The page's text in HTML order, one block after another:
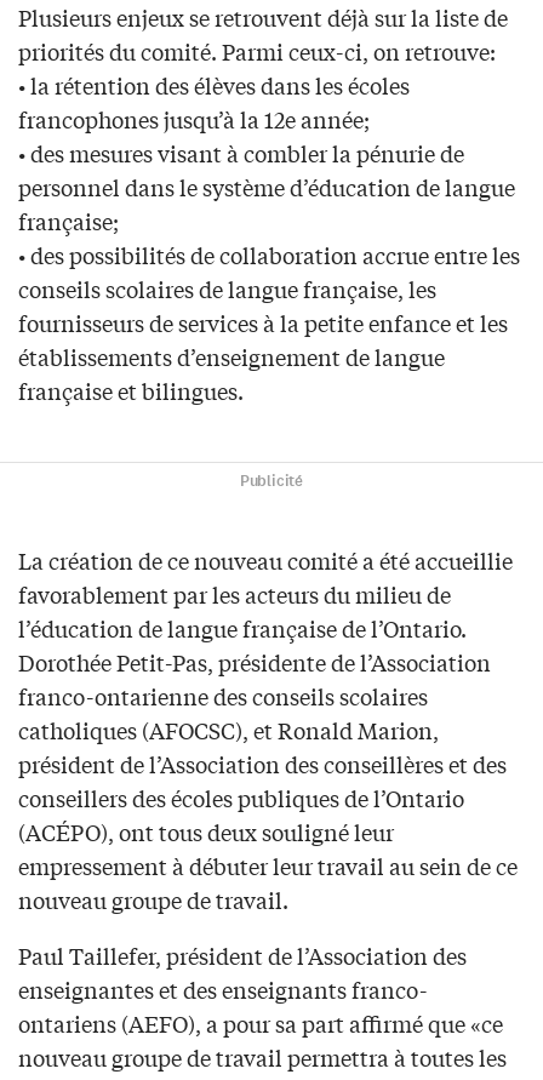
Plusieurs enjeux se retrouvent déjà sur la liste de
priorités du comité. Parmi ceux-ci, on retrouve:
• la rétention des élèves dans les écoles
francophones jusqu’à la 12e année;
• des mesures visant à combler la pénurie de
personnel dans le système d’éducation de langue
française;
• des possibilités de collaboration accrue entre les
conseils scolaires de langue française, les
fournisseurs de services à la petite enfance et les
établissements d’enseignement de langue
française et bilingues.
Publicité
La création de ce nouveau comité a été accueillie
favorablement par les acteurs du milieu de
l’éducation de langue française de l’Ontario.
Dorothée Petit-Pas, présidente de l’Association
franco-ontarienne des conseils scolaires
catholiques (AFOCSC), et Ronald Marion,
président de l’Association des conseillères et des
conseillers des écoles publiques de l’Ontario
(ACÉPO), ont tous deux souligné leur
empressement à débuter leur travail au sein de ce
nouveau groupe de travail.
Paul Taillefer, président de l’Association des
enseignantes et des enseignants franco-
ontariens (AEFO), a pour sa part affirmé que «ce
nouveau groupe de travail permettra à toutes les